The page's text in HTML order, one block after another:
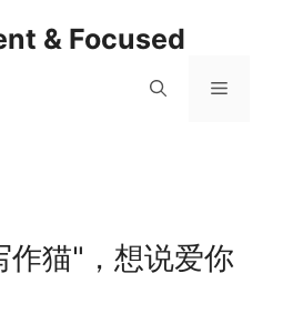
& Focused
菜
猫"，想说爱你